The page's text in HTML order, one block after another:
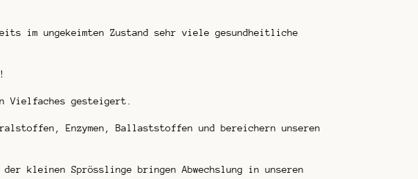
im ungekeimten Zustand sehr viele gesundheitliche
Vielfaches gesteigert.
Enzymen, Ballaststoffen und bereichern unseren
kleinen Sprösslinge bringen Abwechslung in unseren